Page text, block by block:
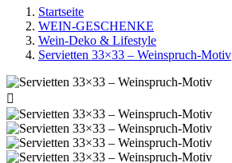
Startseite
WEIN-GESCHENKE
Wein‑Deko & Lifestyle
Servietten 33×33 – Weinspruch‑Motiv
